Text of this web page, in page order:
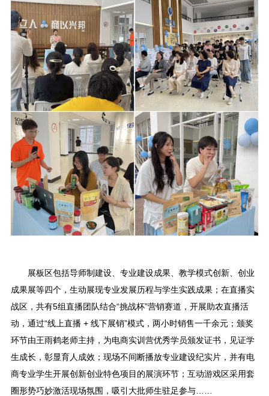
展板区包括导师制建设、专业建设成果、教学模式创新、创业
成果展等四个，生动展现专业发展历程与学生实践成果；在直播实
战区，共有5组直播团队结合“挑战杯”营销赛道，开展助农直播活
动，通过“线上直播 + 线下展销”模式，两小时销售一千余元；颁奖
环节由王雨鹤老师主持，为电商实训营优秀学员颁发证书，见证学
生成长，彰显育人成效；现场不间断播放专业建设纪实片，并有电
商专业学生开展创新创业特色项目的展演环节；互动游戏区采用套
圈形势巧妙激活现场氛围，吸引大批师生驻足参与……